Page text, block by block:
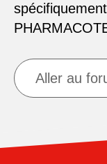
Aller au